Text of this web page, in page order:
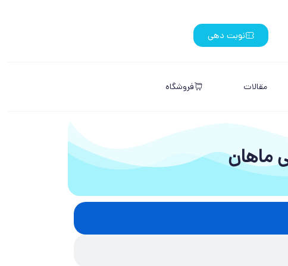
نوبت دهی
مقالات فروشگاه
ماهان